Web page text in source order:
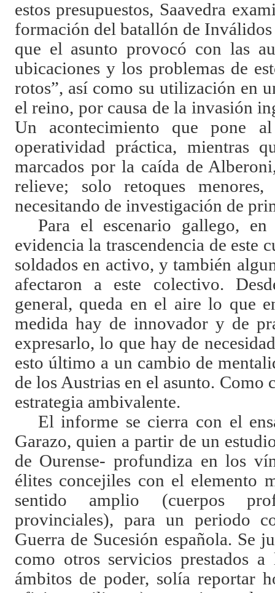
estos presupuestos, Saavedra
formación del batallón de
que el asunto provocó con las
ubicaciones y los problemas de
rotos”, así como su utilización en
el reino, por causa de la invasión
Un acontecimiento que pone al
operatividad práctica, mientras
marcados por la caída de
relieve; solo retoques
necesitando de investigación de
Para el escenario gallego,
evidencia la trascendencia de este
soldados en activo, y también
afectaron a este colectivo.
general, queda en el aire lo que
medida hay de innovador y de
expresarlo, lo que hay de
esto último a un cambio de
de los Austrias en el asunto. Como
estrategia ambivalente.
El informe se cierra con el
Garazo, quien a partir de un
de Ourense- profundiza en los
élites concejiles con el elemento
sentido amplio (cuerpos
provinciales), para un periodo
Guerra de Sucesión española. Se
como otros servicios prestados
ámbitos de poder, solía reportar